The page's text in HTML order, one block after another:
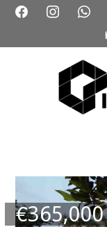
Soñada
€365,000